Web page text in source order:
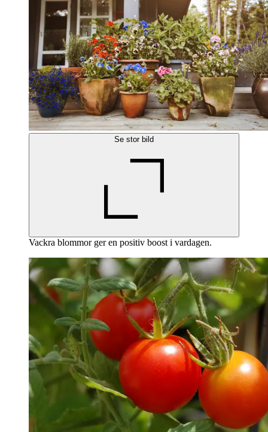
Se stor bild
Vackra blommor ger en positiv boost i vardagen.